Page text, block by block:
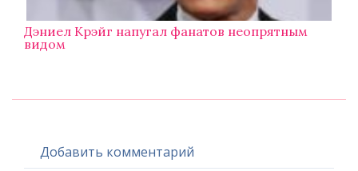
Дэниел Крэйг напугал фанатов неопрятным
видом
Добавить комментарий